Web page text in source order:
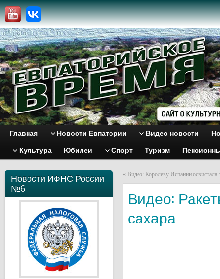
Главная Новости Евпатории Видео новости
Культура Юбилеи Спорт Туризм
Новости ИФНС России
№6
« Видео: Королеву Испании освистала
Видео:
сахара